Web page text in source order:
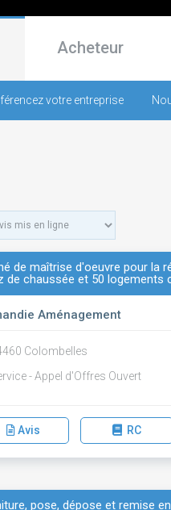
Acheteur
votre entreprise
de maîtrise d'oeuvre pour la
de chaussée et 50 logements
Aménagement
Colombelles
- Appel d'Offres Ouvert
Avis RC
pose, dépose et remise